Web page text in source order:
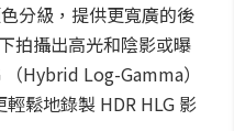
分級，提供更寬廣的後
拍攝出高光和陰影或曝
Hybrid Log-Gamma）
鬆地錄製 HDR HLG 影